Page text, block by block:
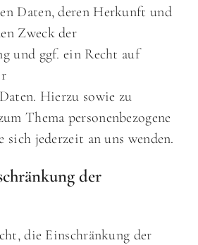
Daten, deren Herkunft und
Zweck der
und ggf. ein Recht auf
Hierzu sowie zu
Thema personenbezogene
sich jederzeit an uns wenden.
der
die Einschränkung der